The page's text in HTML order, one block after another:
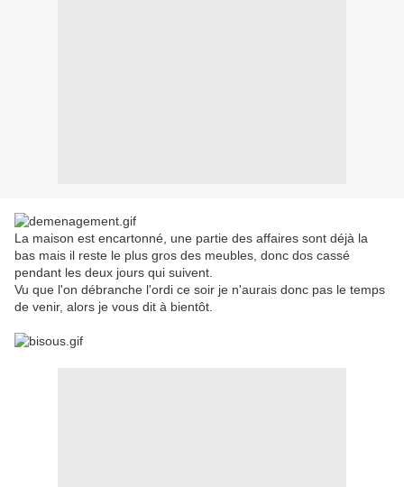
La maison est encartonné, une partie des affaires sont déjà la
bas mais il reste le plus gros des meubles, donc dos cassé
pendant les deux jours qui suivent.
Vu que l'on débranche l'ordi ce soir je n'aurais donc pas le temps
de venir, alors je vous dit à bientôt.